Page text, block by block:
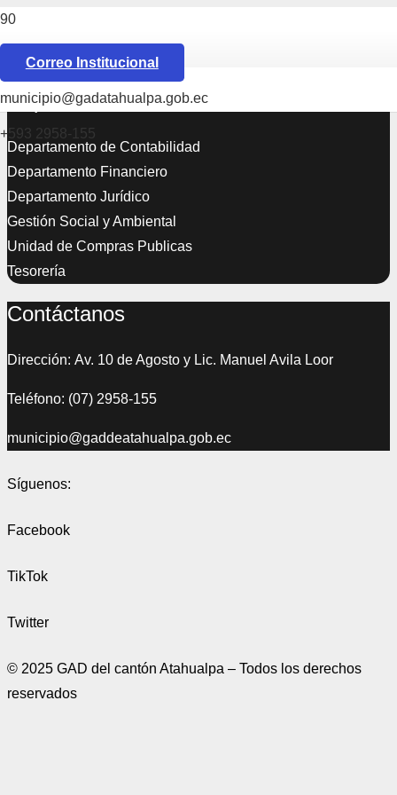
Correo Institucional
municipio@gadatahualpa.gob.ec
+593 2958-155
Departamentos
Departamento de Contabilidad
Departamento Financiero
Departamento Jurídico
Gestión Social y Ambiental
Unidad de Compras Publicas
Tesorería
Contáctanos
Dirección: Av. 10 de Agosto y Lic. Manuel Avila Loor
Teléfono: (07) 2958-155
municipio@gaddeatahualpa.gob.ec
Síguenos:
Facebook
TikTok
Twitter
© 2025 GAD del cantón Atahualpa – Todos los derechos
reservados